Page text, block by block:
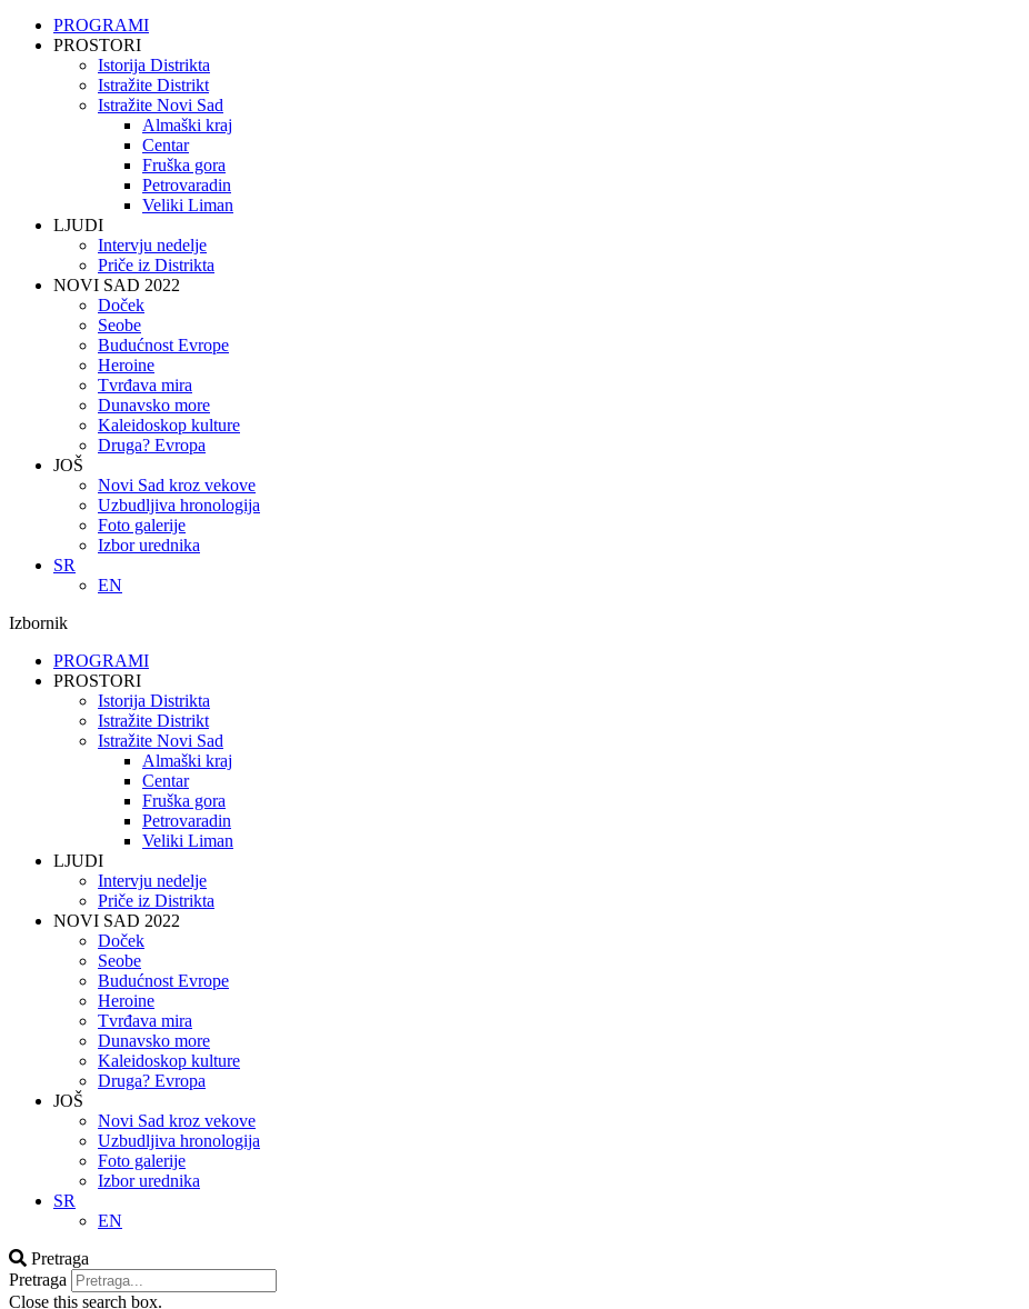
PROGRAMI
PROSTORI
Istorija Distrikta
Istražite Distrikt
Istražite Novi Sad
Almaški kraj
Centar
Fruška gora
Petrovaradin
Veliki Liman
LJUDI
Intervju nedelje
Priče iz Distrikta
NOVI SAD 2022
Doček
Seobe
Budućnost Evrope
Heroine
Tvrđava mira
Dunavsko more
Kaleidoskop kulture
Druga? Evropa
JOŠ
Novi Sad kroz vekove
Uzbudljiva hronologija
Foto galerije
Izbor urednika
SR
EN
Izbornik
PROGRAMI
PROSTORI
Istorija Distrikta
Istražite Distrikt
Istražite Novi Sad
Almaški kraj
Centar
Fruška gora
Petrovaradin
Veliki Liman
LJUDI
Intervju nedelje
Priče iz Distrikta
NOVI SAD 2022
Doček
Seobe
Budućnost Evrope
Heroine
Tvrđava mira
Dunavsko more
Kaleidoskop kulture
Druga? Evropa
JOŠ
Novi Sad kroz vekove
Uzbudljiva hronologija
Foto galerije
Izbor urednika
SR
EN
Pretraga
Pretraga
Close this search box.